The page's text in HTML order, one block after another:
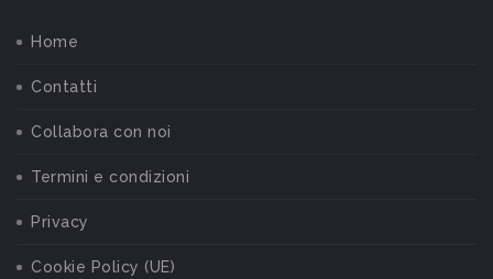
Home
Contatti
Collabora con noi
Termini e condizioni
Privacy
Cookie Policy (UE)